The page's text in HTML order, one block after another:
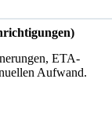
ETA-
Aufwand.